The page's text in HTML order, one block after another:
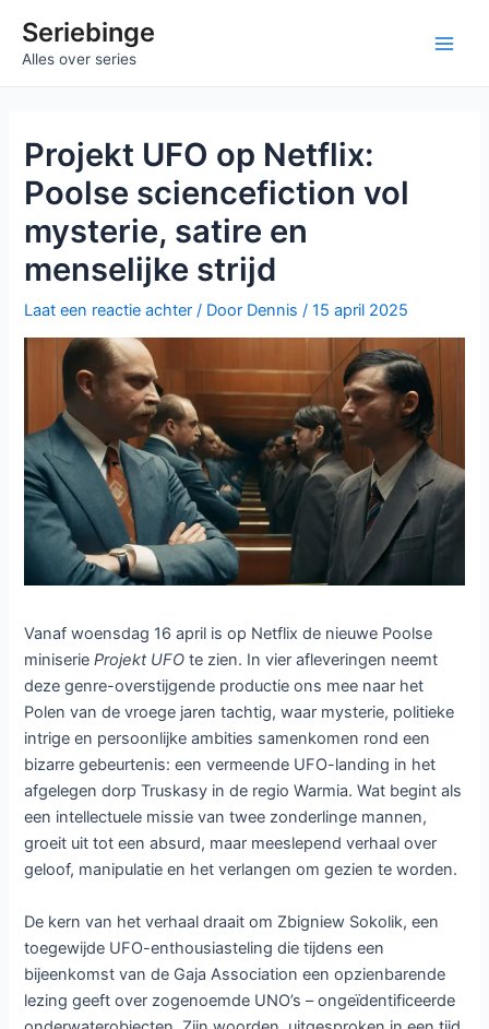
naarSeriebinge
Alles over series
Projekt UFO op Netflix:
Poolse sciencefiction vol
mysterie, satire en
menselijke strijd
Laat een reactie achter / DoorDennis/15 april 2025